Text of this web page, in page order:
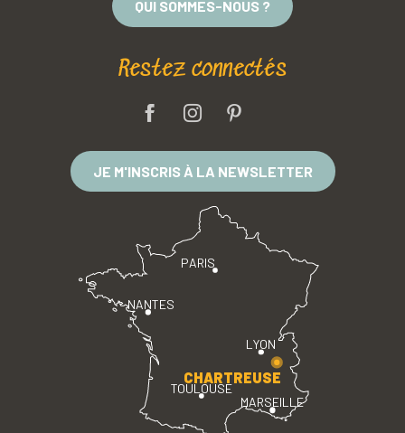
QUI SOMMES-NOUS ?
Restez connectés
JE M'INSCRIS À LA NEWSLETTER
PARIS
LYON
TOULOUSE
MARSEILLE
NANTES
CHARTREUSE